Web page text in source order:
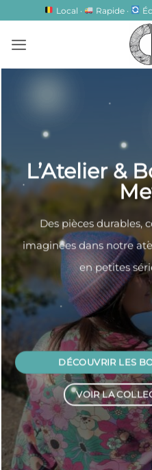
contenu
Local · Rapide ·
L’Atelier &
Des pièces durables,
imaginées dans notre
en petites
DÉCOUVRIR LES
VOIR LA